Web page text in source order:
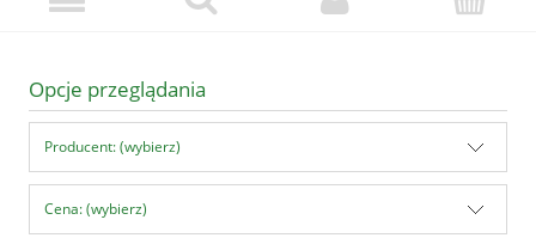
Opcje przeglądania
Producent: (wybierz)
Cena: (wybierz)